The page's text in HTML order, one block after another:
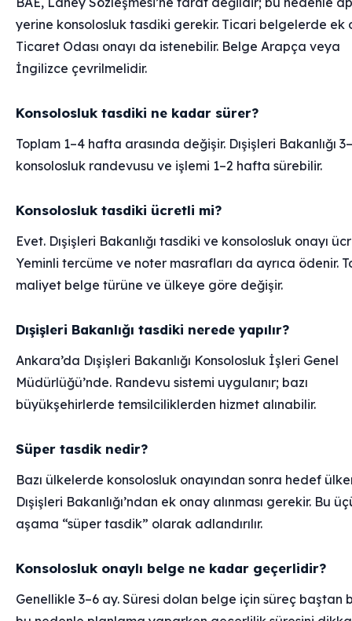
yerine konsolosluk tasdiki gerekir. Ticari belgelerde ek
Ticaret Odası onayı da istenebilir. Belge Arapça veya
İngilizce çevrilmelidir.
Konsolosluk tasdiki ne kadar sürer?
Toplam 1–4 hafta arasında değişir. Dışişleri Bakanlığı
konsolosluk randevusu ve işlemi 1–2 hafta sürebilir.
Konsolosluk tasdiki ücretli mi?
Evet. Dışişleri Bakanlığı tasdiki ve konsolosluk onayı
Yeminli tercüme ve noter masrafları da ayrıca ödenir.
maliyet belge türüne ve ülkeye göre değişir.
Dışişleri Bakanlığı tasdiki nerede yapılır?
Ankara’da Dışişleri Bakanlığı Konsolosluk İşleri Genel
Müdürlüğü’nde. Randevu sistemi uygulanır; bazı
büyükşehirlerde temsilciliklerden hizmet alınabilir.
Süper tasdik nedir?
Bazı ülkelerde konsolosluk onayından sonra hedef
Dışişleri Bakanlığı’ndan ek onay alınması gerekir. Bu
aşama “süper tasdik” olarak adlandırılır.
Konsolosluk onaylı belge ne kadar geçerlidir?
Genellikle 3–6 ay. Süresi dolan belge için süreç baştan